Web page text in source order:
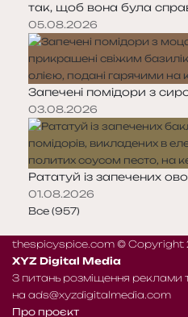
так, щоб вона була
05.08.2026
Запечені помідори з
03.08.2026
Рататуй із запечених
01.08.2026
Все (957)
thespicyspice.com © Copyright
XYZ Digital Media
З питань розміщення реклами
на ads@xyzdigitalmedia.com
Про проєкт